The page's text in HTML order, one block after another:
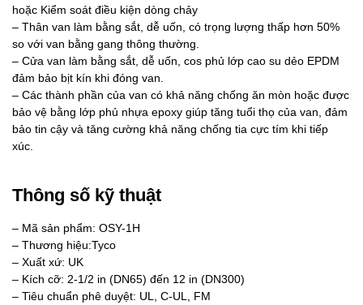
hoặc Kiểm soát điều kiện dòng chảy
– Thân van làm bằng sắt, dễ uốn, có trọng lượng thấp hơn 50%
so với van bằng gang thông thường.
– Cửa van làm bằng sắt, dễ uốn, cos phủ lớp cao su dẻo EPDM
đảm bảo bịt kín khi đóng van.
– Các thành phần của van có khả năng chống ăn mòn hoặc được
bảo vệ bằng lớp phủ nhựa epoxy giúp tăng tuổi thọ của van, đảm
bảo tin cậy và tăng cường khả năng chống tia cực tím khi tiếp
xúc.
Thông số kỹ thuật
– Mã sản phẩm: OSY-1H
– Thương hiệu:Tyco
– Xuất xứ: UK
– Kích cỡ: 2-1/2 in (DN65) đến 12 in (DN300)
– Tiêu chuẩn phê duyệt: UL, C-UL, FM